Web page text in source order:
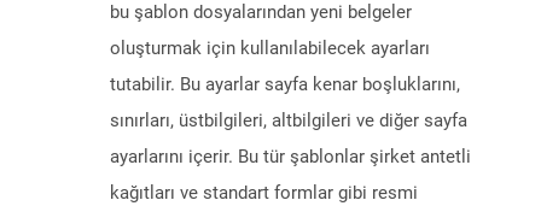
bu şablon dosyalarından yeni belgeler
oluşturmak için kullanılabilecek ayarları
tutabilir. Bu ayarlar sayfa kenar boşluklarını,
sınırları, üstbilgileri, altbilgileri ve diğer sayfa
ayarlarını içerir. Bu tür şablonlar şirket antetli
kağıtları ve standart formlar gibi resmi